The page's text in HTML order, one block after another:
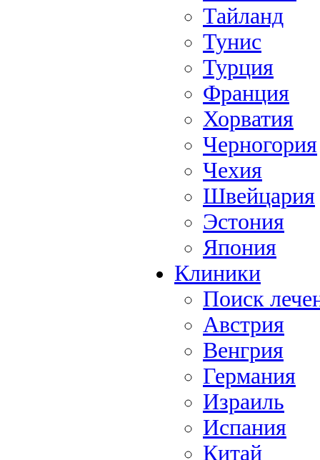
Тайланд
Тунис
Турция
Франция
Хорватия
Черногория
Чехия
Швейцария
Эстония
Япония
Клиники
Поиск
Австрия
Венгрия
Германия
Израиль
Испания
Китай